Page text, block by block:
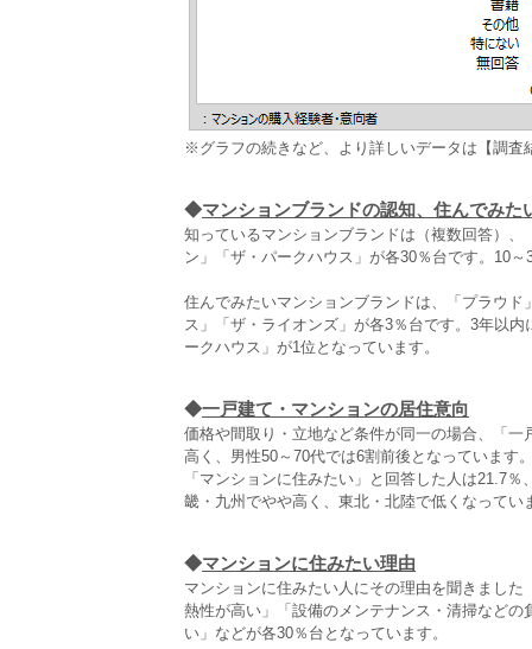
※グラフの続きなど、より詳しいデータは【調査
◆マンションブランドの認知、住んでみた
知っているマンションブランドは（複数回答）
ン」「ザ・パークハウス」が各30％台です。10
住んでみたいマンションブランドは、「プラウ
ス」「ザ・ライオンズ」が各3％台です。3年以
ークハウス」が1位となっています。
◆一戸建て・マンションの居住意向
価格や間取り・立地など条件が同一の場合、「
高く、男性50～70代では6割前後となっています
「マンションに住みたい」と回答した人は21.7
畿・九州でやや高く、東北・北陸で低くなってい
◆マンションに住みたい理由
マンションに住みたい人にその理由を聞きまし
熱性が高い」「設備のメンテナンス・清掃など
い」などが各30％台となっています。